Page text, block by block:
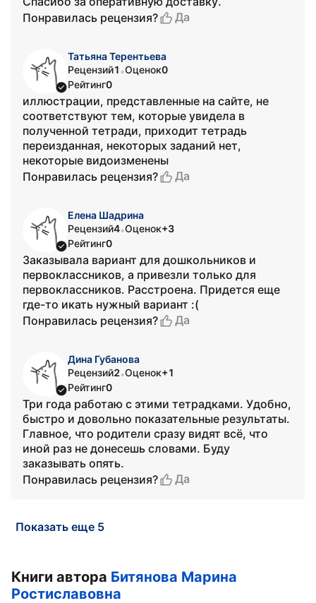
Понравилась рецензия?
Да
Татьяна Терентьева
Рецензий1 •Оценок0
Рейтинг0
иллюстрации, представленные на сайте, не
соответствуют тем, которые увидела в
полученной тетради, приходит тетрадь
переизданная, некоторых заданий нет,
некоторые видоизменены
Понравилась рецензия?
Да
Елена Шадрина
Рецензий4•Оценок+3
Рейтинг0
Заказывала вариант для дошкольников и
первоклассников, а привезли только для
первоклассников. Расстроена. Придется еще
где-то икать нужный вариант :(
Понравилась рецензия?
Да
Дина Губанова
Рецензий2•Оценок+1
Рейтинг0
Три года работаю с этими тетрадками. Удобно,
быстро и довольно показательные результаты.
Главное, что родители сразу видят всё, что
иной раз не донесешь словами. Буду
заказывать опять.
Понравилась рецензия?
Да
Показать еще 5
Книги автора Битянова Марина
Ростиславовна